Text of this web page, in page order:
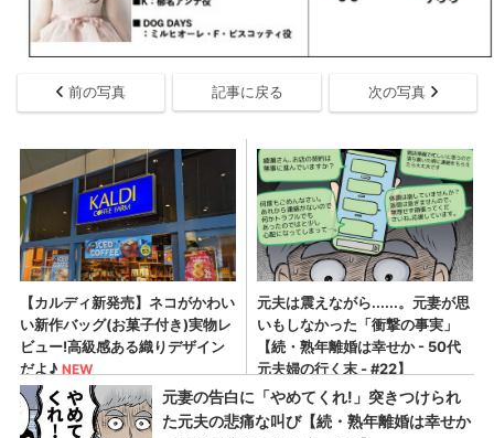
前の写真 記事に戻る 次の写真